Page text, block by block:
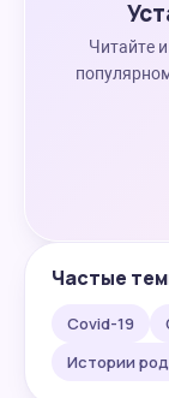
Читайте
Частые
Covid-19
Истории